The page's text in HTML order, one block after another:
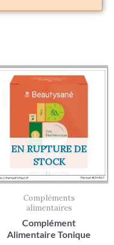
EN RUPTURE DE
STOCK
Compléments
alimentaires
Complément
Alimentaire Tonique